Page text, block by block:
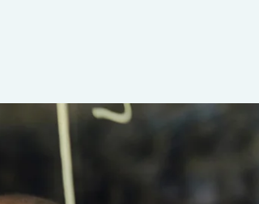
2024 Business Decision Maker